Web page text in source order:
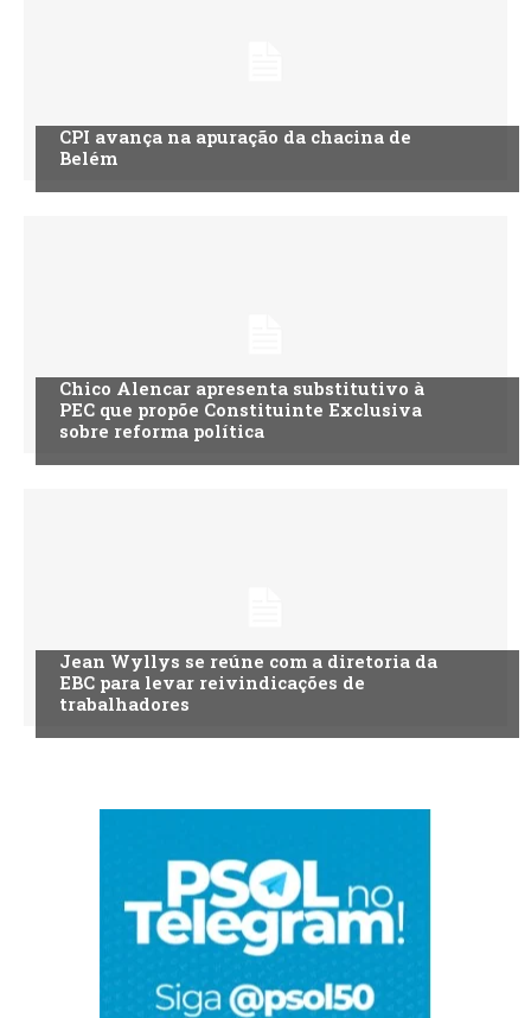
CPI avança na apuração da chacina de
Belém
Chico Alencar apresenta substitutivo à
PEC que propõe Constituinte Exclusiva
sobre reforma política
Jean Wyllys se reúne com a diretoria da
EBC para levar reivindicações de
trabalhadores